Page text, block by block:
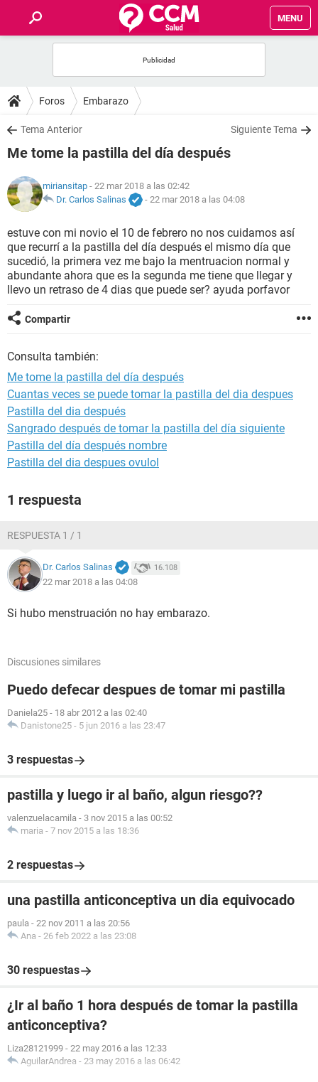
MENU
FOROS
SALUD
NUTRICIÓN
BIENESTAR
SEXUALIDAD
GLOSARIO
Foros Embarazo
Tema Anterior Siguiente Tema
Me tome la pastilla del día después
miriansitap - 22 mar 2018 a las 02:42
Dr. Carlos Salinas
- 22 mar 2018 a las 04:08
estuve con mi novio el 10 de febrero no nos cuidamos así
que recurrí a la pastilla del día después el mismo día que
sucedió, la primera vez me bajo la mentruacion normal y
abundante ahora que es la segunda me tiene que llegar y
llevo un retraso de 4 dias que puede ser? ayuda porfavor
Compartir
Consulta también:
Me tome la pastilla del día después
Cuantas veces se puede tomar la pastilla del dia despues
Pastilla del dia después
Sangrado después de tomar la pastilla del día siguiente
Pastilla del día después nombre
Pastilla del dia despues ovulol
1 respuesta
RESPUESTA 1 / 1
Dr. Carlos Salinas 16.108
22 mar 2018 a las 04:08
Si hubo menstruación no hay embarazo.
Discusiones similares
Puedo defecar despues de tomar mi pastilla
Daniela25 - 18 abr 2012 a las 02:40
Danistone25 - 5 jun 2016 a las 23:47
3 respuestas
pastilla y luego ir al baño, algun riesgo??
valenzuelacamila - 3 nov 2015 a las 00:52
maria - 7 nov 2015 a las 18:36
2 respuestas
una pastilla anticonceptiva un dia equivocado
paula - 22 nov 2011 a las 20:56
Ana - 26 feb 2022 a las 23:08
30 respuestas
¿Ir al baño 1 hora después de tomar la pastilla
anticonceptiva?
Liza28121999 - 22 may 2016 a las 12:33
AguilarAndrea - 23 may 2016 a las 06:42